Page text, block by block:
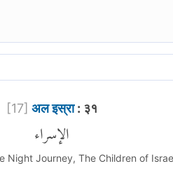
[17] अल इस्रा: ३१
الإسراء
Night Journey, The Children of